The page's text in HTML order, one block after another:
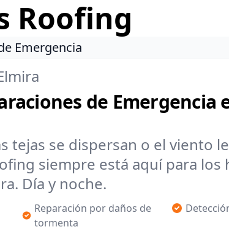
Roofing
Emergencia
de Emergencia
tejas se dispersan o el viento
siempre está aquí para los
Día y noche.
Reparación por daños de
tormenta